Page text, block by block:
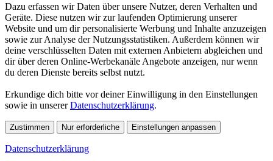
Dazu erfassen wir Daten über unsere Nutzer, deren Verhalten und
Geräte. Diese nutzen wir zur laufenden Optimierung unserer
Website und um dir personalisierte Werbung und Inhalte anzuzeigen
sowie zur Analyse der Nutzungsstatistiken. Außerdem können wir
deine verschlüsselten Daten mit externen Anbietern abgleichen und
dir über deren Online-Werbekanäle Angebote anzeigen, nur wenn
du deren Dienste bereits selbst nutzt.
Erkundige dich bitte vor deiner Einwilligung in den Einstellungen
sowie in unsererDatenschutzerklärung.
Zustimmen Nur erforderliche Einstellungen anpassen
Datenschutzerklärung